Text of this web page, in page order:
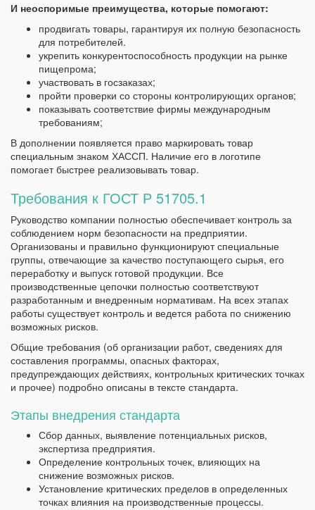
И неоспоримые преимущества, которые помогают:
продвигать товары, гарантируя их полную безопасность
для потребителей.
укрепить конкурентоспособность продукции на рынке
пищепрома;
участвовать в госзаказах;
пройти проверки со стороны контролирующих органов;
показывать соответствие фирмы международным
требованиям;
В дополнении появляется право маркировать товар
специальным знаком ХАССП. Наличие его в логотипе
помогает быстрее реализовывать товар.
Требования к ГОСТ Р 51705.1
Руководство компании полностью обеспечивает контроль за
соблюдением норм безопасности на предприятии.
Организованы и правильно функционируют специальные
группы, отвечающие за качество поступающего сырья, его
переработку и выпуск готовой продукции. Все
производственные цепочки полностью соответствуют
разработанным и внедренным нормативам. На всех этапах
работы существует контроль и ведется работа по снижению
возможных рисков.
Общие требования (об организации работ, сведениях для
составления программы, опасных факторах,
предупреждающих действиях, контрольных критических точках
и прочее) подробно описаны в тексте стандарта.
Этапы внедрения стандарта
Сбор данных, выявление потенциальных рисков,
экспертиза предприятия.
Определение контрольных точек, влияющих на
снижение возможных рисков.
Установление критических пределов в определенных
точках влияния на производственные процессы.